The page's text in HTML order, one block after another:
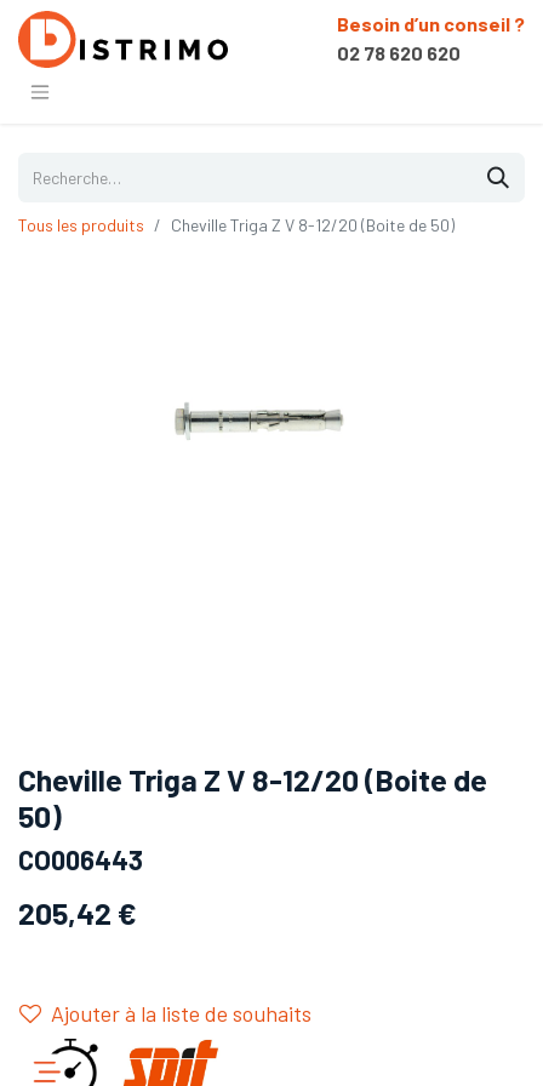
Besoin d’un conseil ?
02 78 620 620
Tous les produits Cheville Triga Z V 8-12/20 (Boite de 50)
Cheville Triga Z V 8-12/20 (Boite de
50)
CO006443
205,42 €
Ajouter à la liste de souhaits